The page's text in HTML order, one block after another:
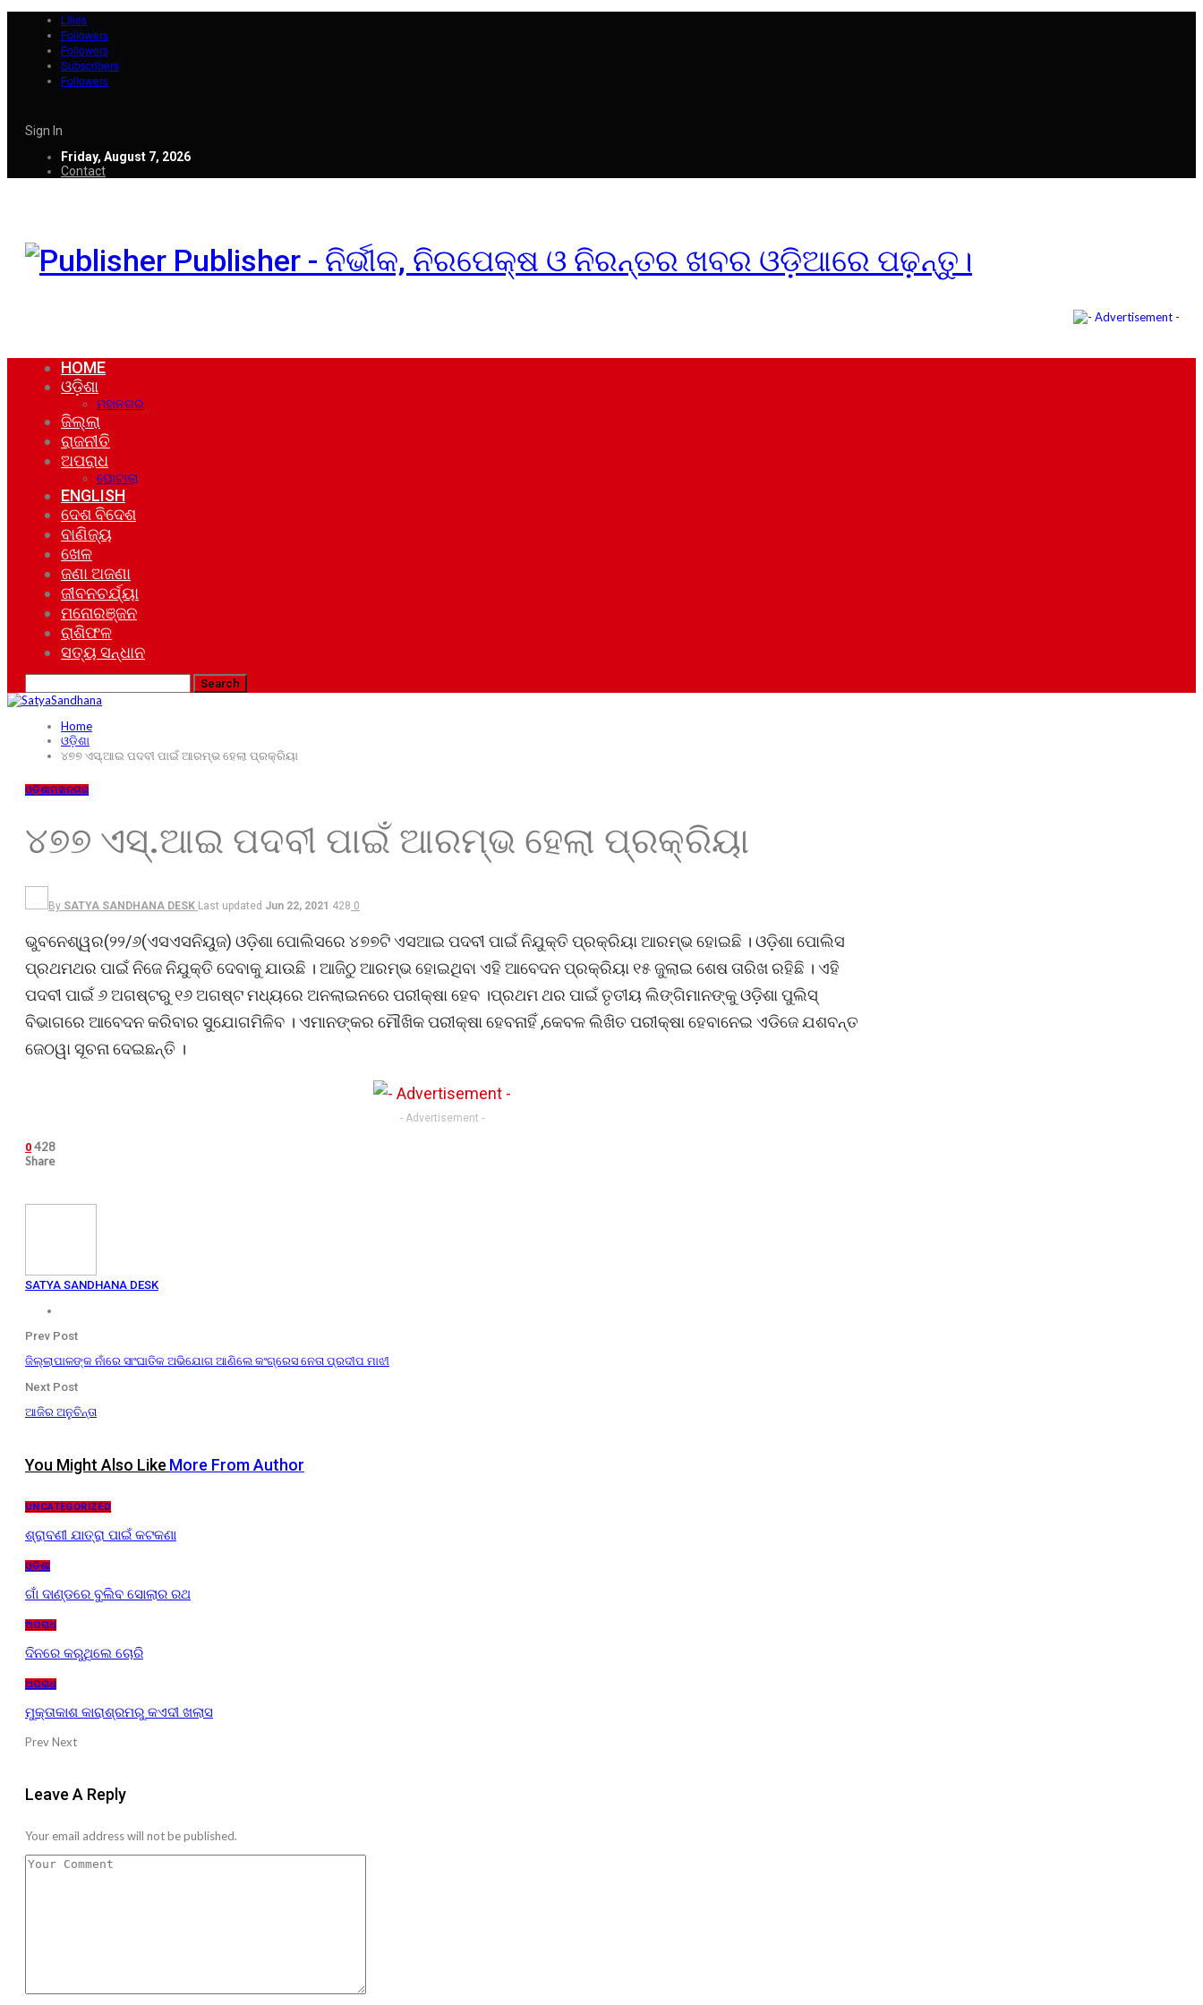
Likes
Followers
Followers
Subscribers
Followers
Sign In
Friday, August 7, 2026
Contact
Publisher - ନିର୍ଭୀକ, ନିରପେକ୍ଷ ଓ ନିରନ୍ତର ଖବର ଓଡ଼ିଆରେ ପଢ଼ନ୍ତୁ।
HOME
ଓଡ଼ିଶା
ମହାନଗର
ଜିଲ୍ଲା
ରାଜନୀତି
ଅପରାଧ
ଘୋଟାଲା
ENGLISH
ଦେଶ ବିଦେଶ
ବାଣିଜ୍ୟ
ଖେଳ
ଜଣା ଅଜଣା
ଜୀବନଚର୍ଯ୍ୟା
ମନୋରଞ୍ଜନ
ରାଶିଫଳ
ସତ୍ୟ ସନ୍ଧାନ
Home
ଓଡ଼ିଶା
୪୭୭ ଏସ୍.ଆଇ ପଦବୀ ପାଇଁ ଆରମ୍ଭ ହେଲା ପ୍ରକ୍ରିୟା
ଓଡ଼ିଶାମହାନଗର
୪୭୭ ଏସ୍.ଆଇ ପଦବୀ ପାଇଁ ଆରମ୍ଭ ହେଲା ପ୍ରକ୍ରିୟା
By SATYA SANDHANA DESK Last updated Jun 22, 2021 428 0
ଭୁବନେଶ୍ୱର(୨୨/୬(ଏସଏସନିୟୁଜ) ଓଡ଼ିଶା ପୋଲିସରେ ୪୭୭ଟି ଏସଆଇ ପଦବୀ ପାଇଁ ନିଯୁକ୍ତି ପ୍ରକ୍ରିୟା ଆରମ୍ଭ ହୋଇଛି । ଓଡ଼ିଶା ପୋଲିସ
ପ୍ରଥମଥର ପାଇଁ ନିଜେ ନିଯୁକ୍ତି ଦେବାକୁ ଯାଉଛି । ଆଜିଠୁ ଆରମ୍ଭ ହୋଇଥିବା ଏହି ଆବେଦନ ପ୍ରକ୍ରିୟା ୧୫ ଜୁଲାଇ ଶେଷ ତାରିଖ ରହିଛି । ଏହି
ପଦବୀ ପାଇଁ ୬ ଅଗଷ୍ଟରୁ ୧୬ ଅଗଷ୍ଟ ମଧ୍ୟରେ ଅନଲାଇନରେ ପରୀକ୍ଷା ହେବ ।ପ୍ରଥମ ଥର ପାଇଁ ତୃତୀୟ ଲିଙ୍ଗିମାନଙ୍କୁ ଓଡ଼ିଶା ପୁଲିସ୍
ବିଭାଗରେ ଆବେଦନ କରିବାର ସୁଯୋଗମିଳିବ । ଏମାନଙ୍କର ମୌଖିକ ପରୀକ୍ଷା ହେବନାହିଁ ,କେବଳ ଲିଖିତ ପରୀକ୍ଷା ହେବାନେଇ ଏଡିଜେ ଯଶବନ୍ତ
ଜେଠୱା ସୂଚନା ଦେଇଛନ୍ତି ।
- Advertisement -
0 428
Share
SATYA SANDHANA DESK
Prev Post
ଜିଲ୍ଲାପାଳଙ୍କ ନାଁରେ ସାଂଘାତିକ ଅଭିଯୋଗ ଆଣିଲେ କଂଗ୍ରେସ ନେତା ପ୍ରଦୀପ ମାଝୀ
Next Post
ଆଜିର ଅନୁଚିନ୍ତା
You Might Also Like More From Author
UNCATEGORIZED
ଶ୍ରାବଣୀ ଯାତ୍ରା ପାଇଁ କଟକଣା
ଓଡ଼ିଶା
ଗାଁ ଦାଣ୍ଡରେ ବୁଲିବ ସୋଲାର ରଥ
ଅପରାଧ
ଦିନରେ କରୁଥିଲେ ଚୋରି
ଅପରାଧ
ମୁକ୍ତାକାଶ କାରାଶ୍ରମରୁ କଏଦୀ ଖଲାସ
PrevNext
Leave A Reply
Your email address will not be published.